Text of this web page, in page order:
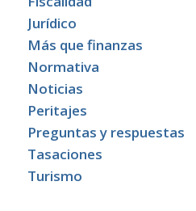
Jurídico
Más que finanzas
Normativa
Noticias
Peritajes
Preguntas y respuestas
Tasaciones
Turismo